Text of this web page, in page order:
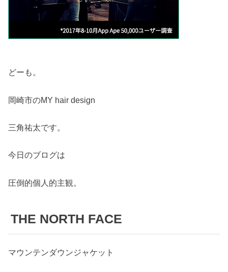
どーも。
岡崎市のMY hair design
三角祐太です。
今日のブログは
圧倒的個人的主観。
THE NORTH FACE
マウンテンダウンジャケット